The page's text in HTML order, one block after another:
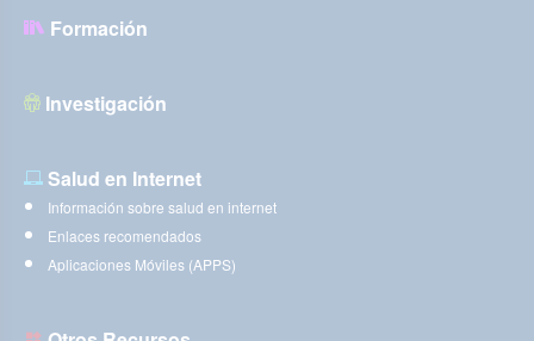
Formación
Investigación
Salud en Internet
Información sobre salud en internet
Enlaces recomendados
Aplicaciones Móviles (APPS)